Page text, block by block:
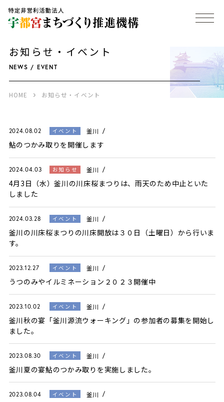
お知らせ・イベント
NEWS / EVENT
HOME お知らせ・イベント
2024.08.02 イベント 釜川
鮎のつかみ取りを開催します
2024.04.03 お知らせ 釜川
4月3日（水）釜川の川床桜まつりは、雨天のため中止といた
しました
2024.03.28 イベント 釜川
釜川の川床桜まつりの川床開放は３０日（土曜日）から行いま
す。
2023.12.27 イベント 釜川
うつのみやイルミネーション２０２３開催中
2023.10.02 イベント 釜川
釜川秋の宴「釜川源流ウォーキング」の参加者の募集を開始し
ました。
2023.08.30 イベント 釜川
釜川夏の宴鮎のつかみ取りを実施しました。
2023.08.04 イベント 釜川